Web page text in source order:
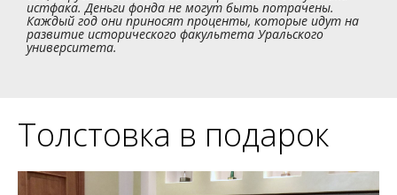
истфака. Деньги фонда не могут быть потрачены.
Каждый год они приносят проценты, которые идут на
развитие исторического факультета Уральского
университета.
Толстовка в подарок